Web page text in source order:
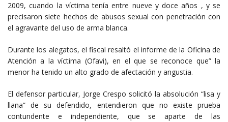
2009, cuando la víctima tenía entre nueve y doce años , y se
precisaron siete hechos de abusos sexual con penetración con
el agravante del uso de arma blanca.
Durante los alegatos, el fiscal resaltó el informe de la Oficina de
Atención a la víctima (Ofavi), en el que se reconoce que” la
menor ha tenido un alto grado de afectación y angustia.
El defensor particular, Jorge Crespo solicitó la absolución “lisa y
llana” de su defendido, entendieron que no existe prueba
contundente e independiente, que se aparte de las